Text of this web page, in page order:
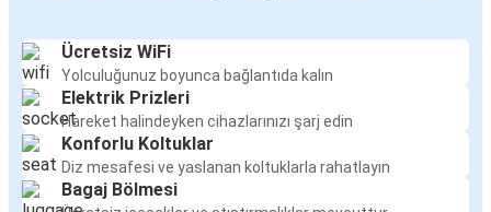
Ücretsiz WiFi
Yolculuğunuz boyunca bağlantıda kalın
Elektrik Prizleri
Hareket halindeyken cihazlarınızı şarj edin
Konforlu Koltuklar
Diz mesafesi ve yaslanan koltuklarla rahatlayın
Bagaj Bölmesi